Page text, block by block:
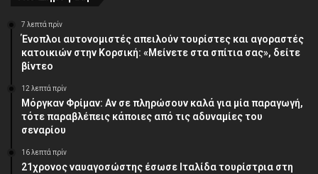
7 λεπτά πρίν
Ένοπλοι αυτονομιστές απειλούν τουρίστες και αγοραστές
κατοικιών στην Κορσική: «Μείνετε στα σπίτια σας», δείτε
βίντεο
12 λεπτά πρίν
Μόργκαν Φρίμαν: Αν σε πληρώσουν καλά για μία παραγωγή,
τότε παραβλέπεις κάποιες από τις αδυναμίες του
σεναρίου
16 λεπτά πρίν
21χρονος ναυαγοσώστης έσωσε Ιταλίδα τουρίστρια στη